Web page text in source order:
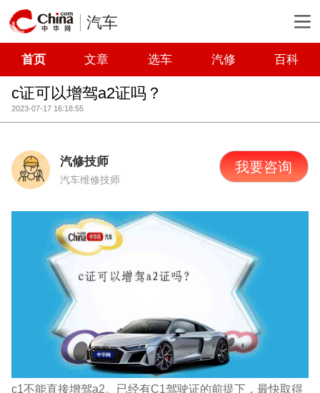
汽车
首页 文章 选车 汽修 百科
c证可以增驾a2证吗？
2023-07-17 16:18:55
汽修技师
汽车维修技师
我要咨询
c1不能直接增驾a2。已经有C1驾驶证的前提下，最快取得